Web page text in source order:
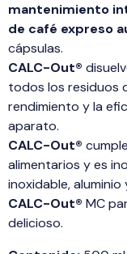
mantenimiento
de café expreso
cápsulas.
CALC-Out®
todos los residuos
rendimiento y la
aparato.
CALC-Out®
alimentarios y es
inoxidable, aluminio
CALC-Out® MC
delicioso.